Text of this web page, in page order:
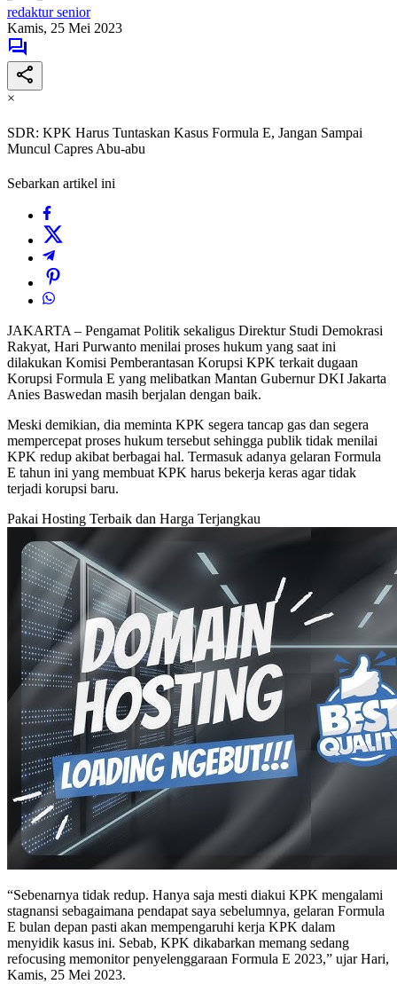
redaktur senior
Kamis, 25 Mei 2023
×
SDR: KPK Harus Tuntaskan Kasus Formula E, Jangan Sampai
Muncul Capres Abu-abu
Sebarkan artikel ini
JAKARTA – Pengamat Politik sekaligus Direktur Studi Demokrasi
Rakyat, Hari Purwanto menilai proses hukum yang saat ini
dilakukan Komisi Pemberantasan Korupsi KPK terkait dugaan
Korupsi Formula E yang melibatkan Mantan Gubernur DKI Jakarta
Anies Baswedan masih berjalan dengan baik.
Meski demikian, dia meminta KPK segera tancap gas dan segera
mempercepat proses hukum tersebut sehingga publik tidak menilai
KPK redup akibat berbagai hal. Termasuk adanya gelaran Formula
E tahun ini yang membuat KPK harus bekerja keras agar tidak
terjadi korupsi baru.
Pakai Hosting Terbaik dan Harga Terjangkau
“Sebenarnya tidak redup. Hanya saja mesti diakui KPK mengalami
stagnansi sebagaimana pendapat saya sebelumnya, gelaran Formula
E bulan depan pasti akan mempengaruhi kerja KPK dalam
menyidik kasus ini. Sebab, KPK dikabarkan memang sedang
refocusing memonitor penyelenggaraan Formula E 2023,” ujar Hari,
Kamis, 25 Mei 2023.